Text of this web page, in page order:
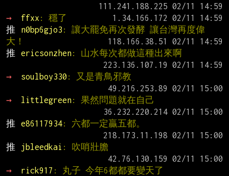
→
ffxx : 穩了
推
n0bp6gjo3 : 讓大罷免再次發酵 讓台灣再度偉
大！
推
ericsonzhen: 山水每次都做這種出來啊
→
soulboy330 : 又是青鳥邪教
→
littlegreen: 果然問題就在自己
推
e86117934: 六都一定贏五都。
推
jbleedkai : 吹哨壯膽
→
rick917 : 丸子 今年6都都要變天了